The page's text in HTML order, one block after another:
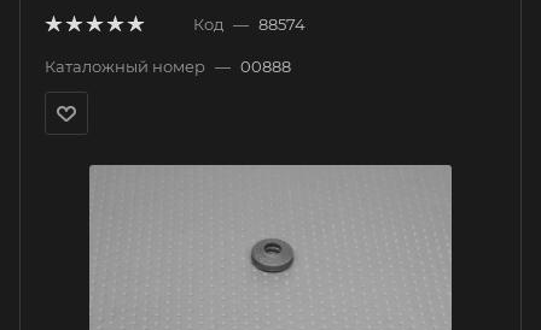
Код — 88574
Каталожный номер — 00888